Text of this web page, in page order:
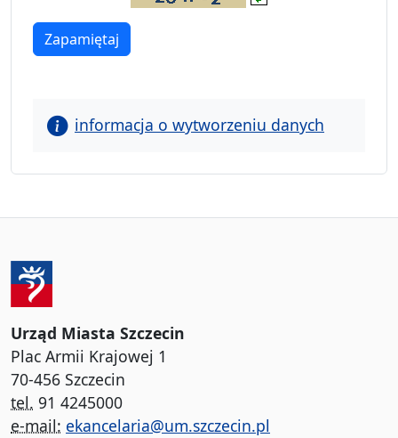
Zapamiętaj
wprowadzone dane
informacja o wytworzeniu danych
Urząd Miasta Szczecin
Plac Armii Krajowej 1
70-456 Szczecin
tel. 91 4245000
e-mail: ekancelaria@um.szczecin.pl